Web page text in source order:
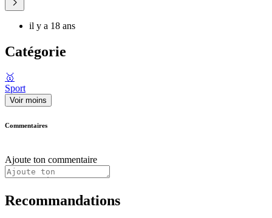
il y a 18 ans
Catégorie
🥇
Sport
Voir moins
Commentaires
Ajoute ton commentaire
Recommandations